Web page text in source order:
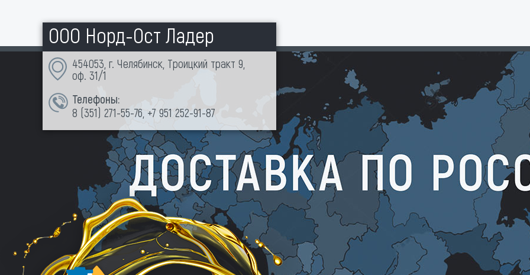
ООО Норд-Ост Ладер
454053, г. Челябинск, Троицкий тракт 9,
оф. 31/1
Телефоны:
8 (351) 271-55-76 +7 951 252-91-87